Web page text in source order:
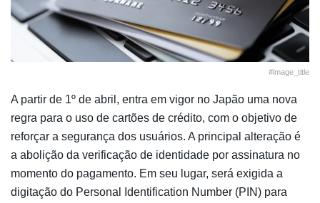
#image_title
A partir de 1º de abril, entra em vigor no Japão uma nova
regra para o uso de cartões de crédito, com o objetivo de
reforçar a segurança dos usuários. A principal alteração é
a abolição da verificação de identidade por assinatura no
momento do pagamento. Em seu lugar, será exigida a
digitação do Personal Identification Number (PIN) para